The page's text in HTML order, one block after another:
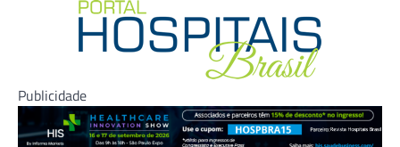
Publicidade